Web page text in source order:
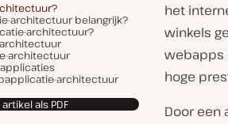
architectuur belangrijk?
architectuur?
architectuur
architectuur
als PDF
het
winkels
webapps
hoge
Door